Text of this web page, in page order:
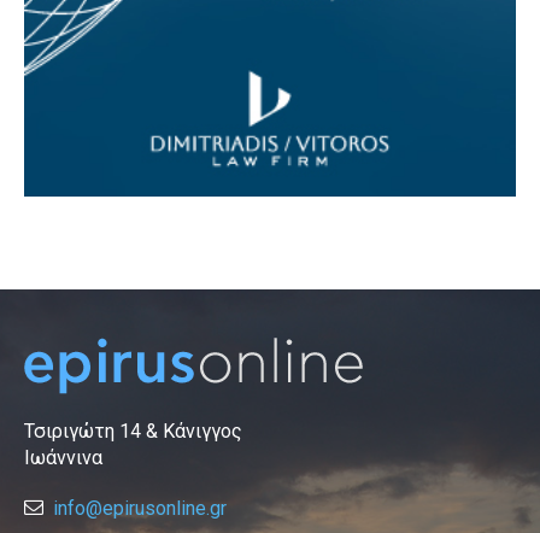
Τσιριγώτη 14 & Κάνιγγος
Ιωάννινα
info@epirusonline.gr